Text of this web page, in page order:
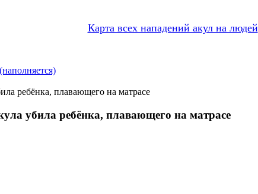
Карта всех нападений акул на людей
ребёнка, плавающего на матрасе
убила ребёнка, плавающего на матрасе